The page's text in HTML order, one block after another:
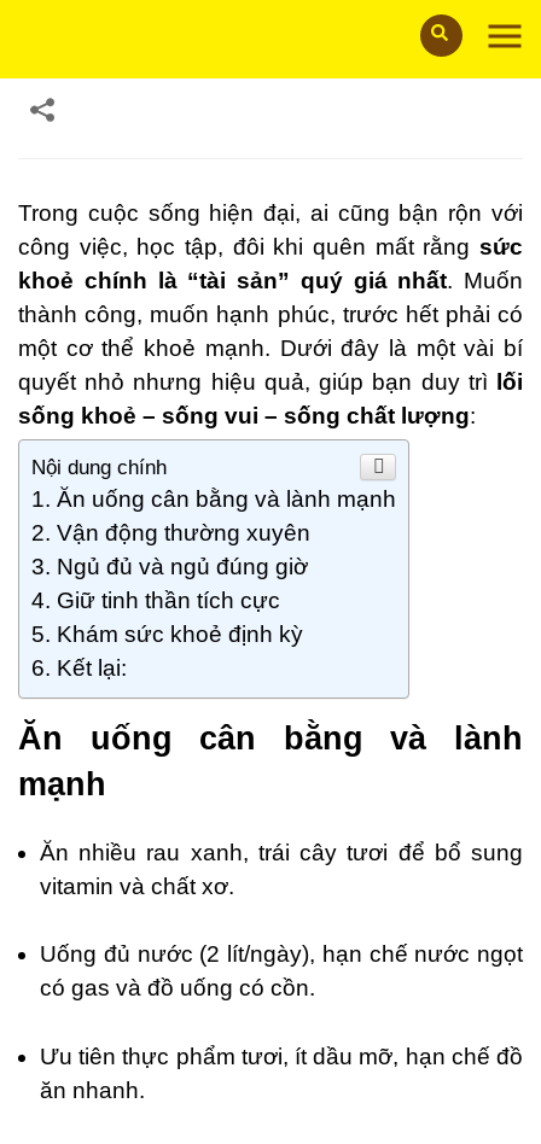
Trong cuộc sống hiện đại, ai cũng bận rộn với
công việc, học tập, đôi khi quên mất rằng sức
khoẻ chính là “tài sản” quý giá nhất. Muốn
thành công, muốn hạnh phúc, trước hết phải có
một cơ thể khoẻ mạnh. Dưới đây là một vài bí
quyết nhỏ nhưng hiệu quả, giúp bạn duy trì
lối
sống khoẻ – sống vui – sống chất lượng:
Nội dung chính
Ăn uống cân bằng và lành mạnh
Vận động thường xuyên
Ngủ đủ và ngủ đúng giờ
Giữ tinh thần tích cực
Khám sức khoẻ định kỳ
Kết lại:
Ăn uống cân bằng và lành
mạnh
Ăn nhiều rau xanh, trái cây tươi để bổ sung
vitamin và chất xơ.
Uống đủ nước (2 lít/ngày), hạn chế nước ngọt
có gas và đồ uống có cồn.
Ưu tiên thực phẩm tươi, ít dầu mỡ, hạn chế đồ
ăn nhanh.